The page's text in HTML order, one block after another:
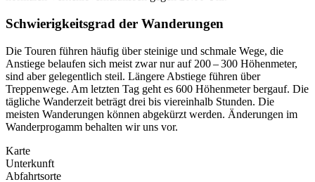
Schwierigkeitsgrad der Wanderungen
Die Touren führen häufig über steinige und schmale Wege, die
Anstiege belaufen sich meist zwar nur auf 200 – 300 Höhenmeter,
sind aber gelegentlich steil. Längere Abstiege führen über
Treppenwege. Am letzten Tag geht es 600 Höhenmeter bergauf. Die
tägliche Wanderzeit beträgt drei bis viereinhalb Stunden. Die
meisten Wanderungen können abgekürzt werden. Änderungen im
Wanderprogamm behalten wir uns vor.
Karte
Unterkunft
Abfahrtsorte